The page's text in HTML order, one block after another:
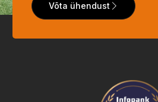
Võta ühendust